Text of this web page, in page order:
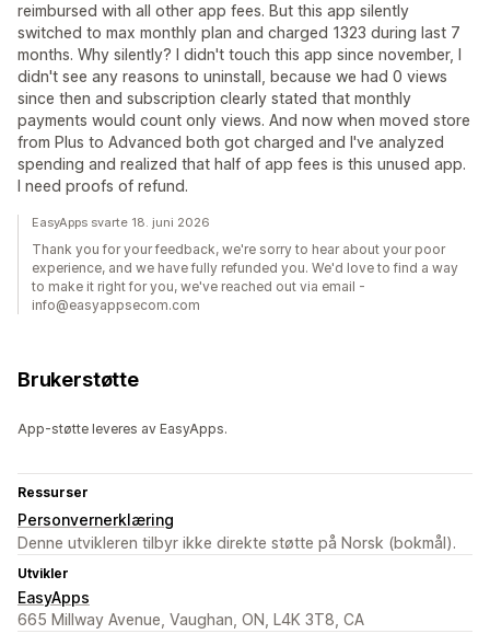
reimbursed with all other app fees. But this app silently
switched to max monthly plan and charged 1323 during last 7
months. Why silently? I didn't touch this app since november, I
didn't see any reasons to uninstall, because we had 0 views
since then and subscription clearly stated that monthly
payments would count only views. And now when moved store
from Plus to Advanced both got charged and I've analyzed
spending and realized that half of app fees is this unused app.
I need proofs of refund.
EasyApps svarte 18. juni 2026
Thank you for your feedback, we're sorry to hear about your poor
experience, and we have fully refunded you. We'd love to find a way
to make it right for you, we've reached out via email -
info@easyappsecom.com
Brukerstøtte
App-støtte leveres av EasyApps.
Ressurser
Personvernerklæring
Denne utvikleren tilbyr ikke direkte støtte på Norsk (bokmål).
Utvikler
EasyApps
665 Millway Avenue, Vaughan, ON, L4K 3T8, CA